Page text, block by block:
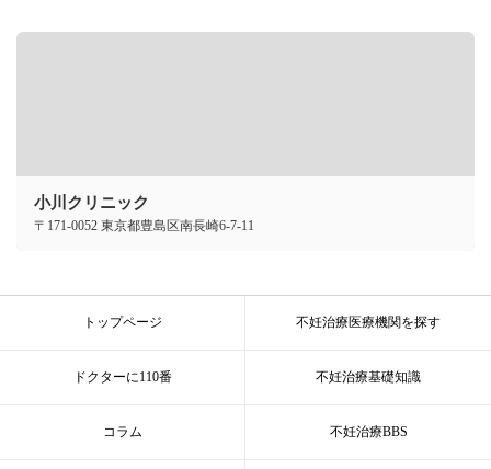
小川クリニック
〒171-0052 東京都豊島区南長崎6-7-11
トップページ 不妊治療医療機関を探す
ドクターに110番 不妊治療基礎知識
コラム 不妊治療BBS